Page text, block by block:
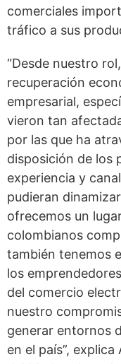
comerciales
tráfico a sus
“Desde nuestro
recuperación
empresarial,
vieron tan
por las que ha
disposición de los
experiencia y
pudieran
ofrecemos un
colombianos
también tenemos
los
del comercio
nuestro
generar entornos
en el país”,